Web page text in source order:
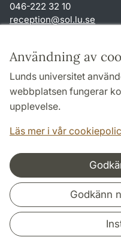
Användning av
Lunds universitet
webbplatsen fungerar
upplevelse.
Läs mer i vår
Godkänn
046-222 32 10
reception@sol.lu.se
Genvägar
Om webbplatsen och
Behandling av
Tillgänglighetsredogörelse